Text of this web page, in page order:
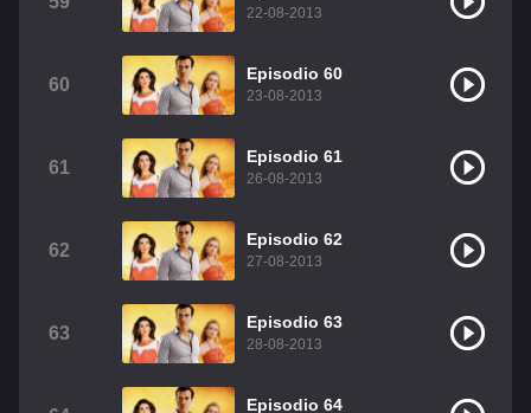
22-08-2013
60
Episodio 60
23-08-2013
61
Episodio 61
26-08-2013
62
Episodio 62
27-08-2013
63
Episodio 63
28-08-2013
Episodio 64